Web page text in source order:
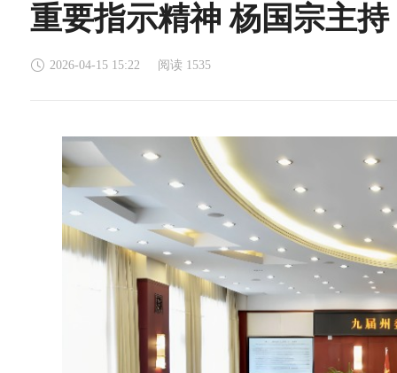
重要指示精神 杨国宗主持
2026-04-15 15:22 阅读 1535